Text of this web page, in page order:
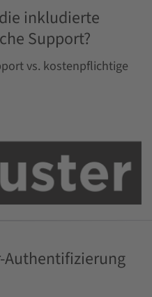
inkludierte
Support?
vs. kostenpflichtige
Authentifizierung